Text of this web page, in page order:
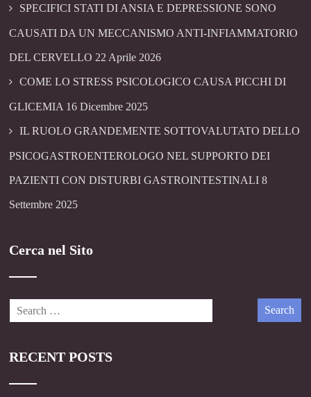
SPECIFICI STATI DI ANSIA E DEPRESSIONE SONO
CAUSATI DA UN MECCANISMO ANTI-INFIAMMATORIO
DEL CERVELLO 22 Aprile 2026
COME LO STRESS PSICOLOGICO CAUSA PICCHI DI
GLICEMIA 16 Dicembre 2025
IL RUOLO GRANDEMENTE SOTTOVALUTATO DELLO
PSICOGASTROENTEROLOGO NEL SUPPORTO DEI
PAZIENTI CON DISTURBI GASTROINTESTINALI 8
Settembre 2025
Cerca nel Sito
RECENT POSTS